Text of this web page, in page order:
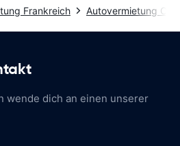
Frankreich Autovermietung
wende dich an einen unserer